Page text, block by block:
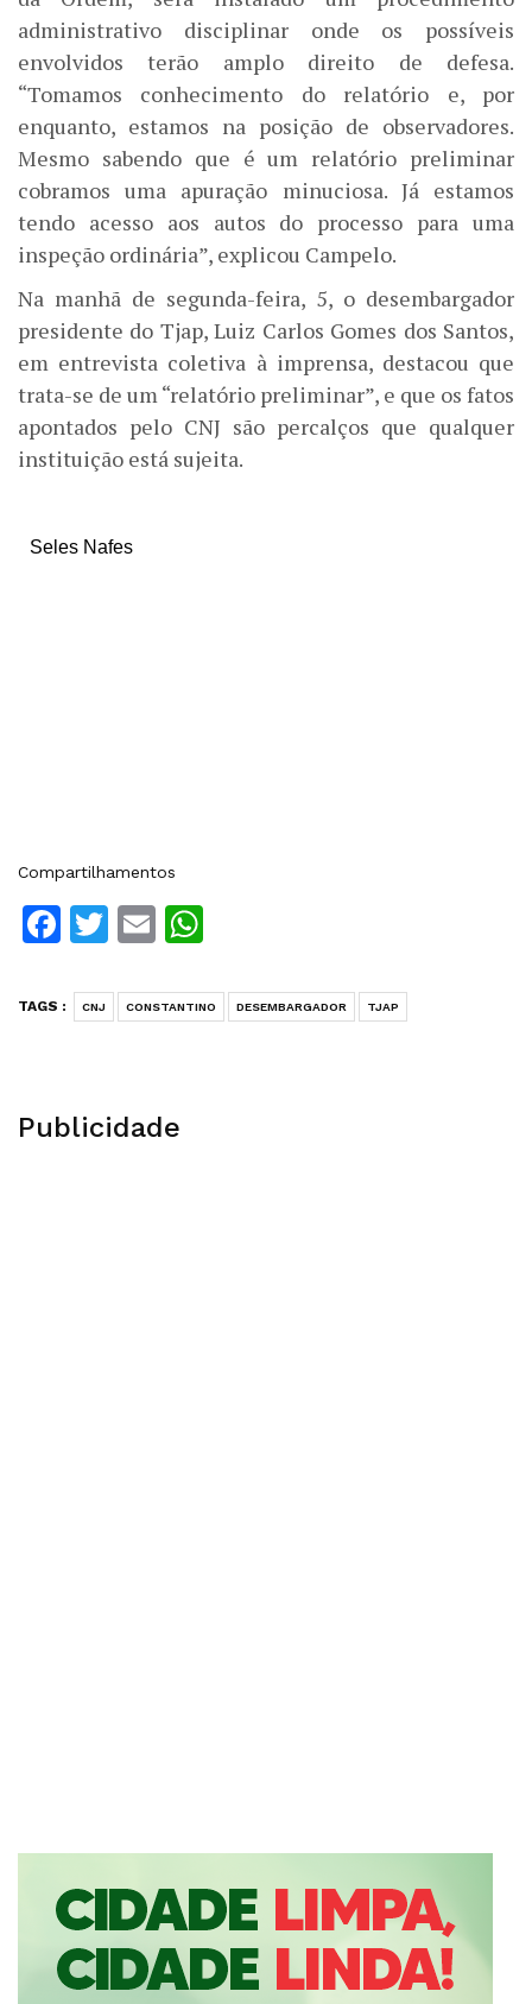
administrativo disciplinar onde os possíveis
envolvidos terão amplo direito de defesa.
“Tomamos conhecimento do relatório e, por
enquanto, estamos na posição de observadores.
Mesmo sabendo que é um relatório preliminar
cobramos uma apuração minuciosa. Já estamos
tendo acesso aos autos do processo para uma
inspeção ordinária”, explicou Campelo.
Na manhã de segunda-feira, 5, o desembargador
presidente do Tjap, Luiz Carlos Gomes dos Santos,
em entrevista coletiva à imprensa, destacou que
trata-se de um “relatório preliminar”, e que os fatos
apontados pelo CNJ são percalços que qualquer
instituição está sujeita.
Seles Nafes
Compartilhamentos
Facebook
Twitter
Email
TAGS : CNJ CONSTANTINO DESEMBARGADOR TJAP
Publicidade